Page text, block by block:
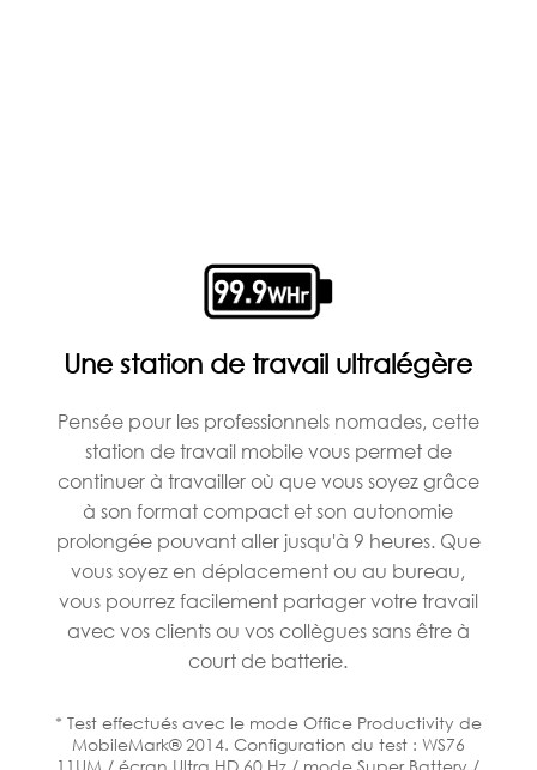
Une station de travail ultralégère
Pensée pour les professionnels nomades, cette
station de travail mobile vous permet de
continuer à travailler où que vous soyez grâce
à son format compact et son autonomie
prolongée pouvant aller jusqu'à 9 heures. Que
vous soyez en déplacement ou au bureau,
vous pourrez facilement partager votre travail
avec vos clients ou vos collègues sans être à
court de batterie.
* Test effectués avec le mode Office Productivity de
MobileMark® 2014. Configuration du test : WS76